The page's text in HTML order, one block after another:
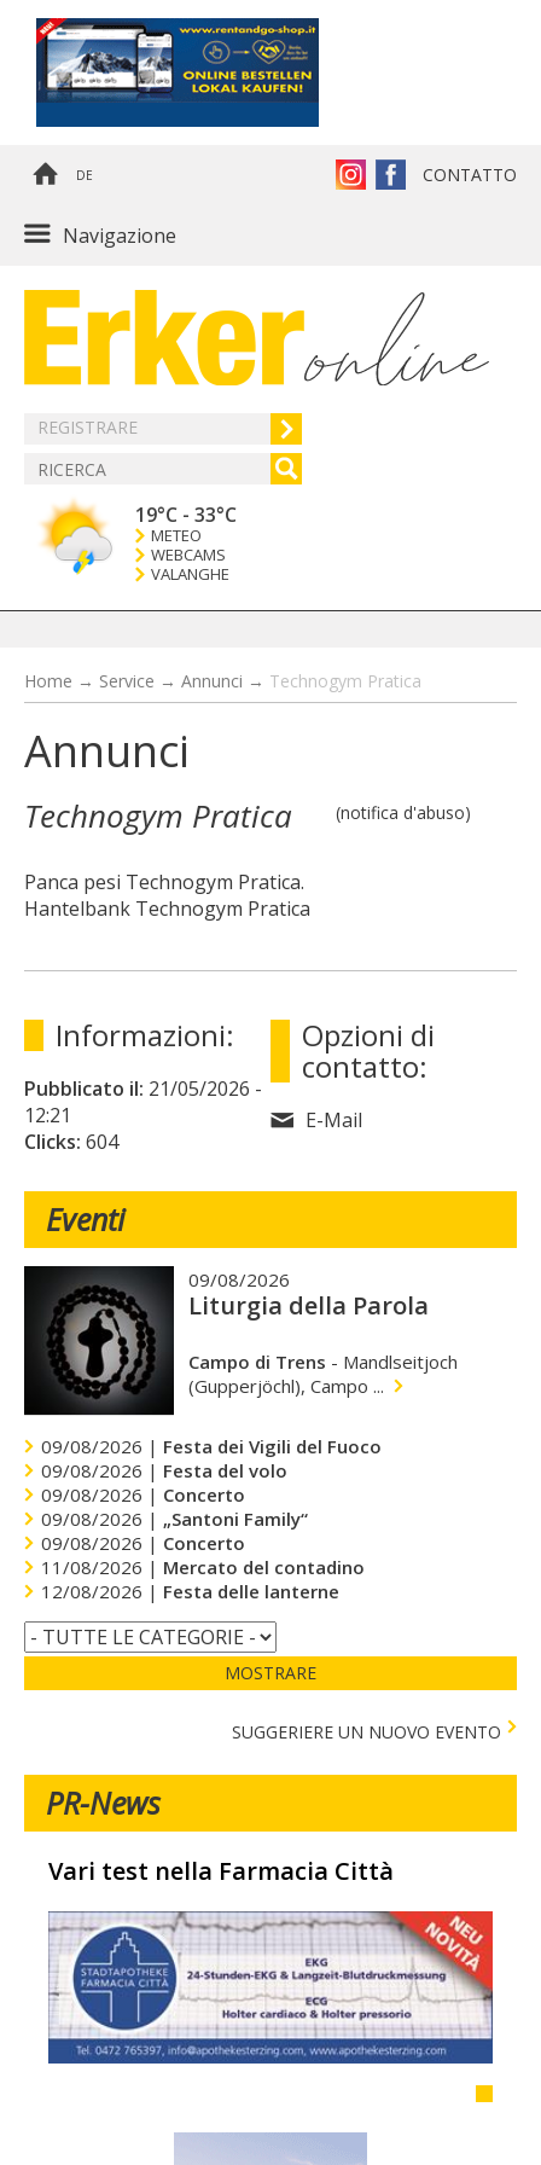
DE CONTATTO
Navigazione
REGISTRARE
19°C - 33°C
METEO
WEBCAMS
VALANGHE
Home → Service → Annunci → Technogym Pratica
Annunci
Technogym Pratica
Panca pesi Technogym Pratica.
Hantelbank Technogym Pratica
(notifica d'abuso)
Informazioni:
Pubblicato il: 21/05/2026 -
12:21
Clicks: 604
Opzioni di
contatto:
E-Mail
Eventi
09/08/2026
Liturgia della Parola
Campo di Trens - Mandlseitjoch
(Gupperjöchl), Campo ...
09/08/2026 | Festa dei Vigili del Fuoco
09/08/2026 | Festa del volo
09/08/2026 | Concerto
09/08/2026 | „Santoni Family“
09/08/2026 | Concerto
11/08/2026 | Mercato del contadino
12/08/2026 | Festa delle lanterne
MOSTRARE
SUGGERIERE UN NUOVO EVENTO
PR-News
Vari test nella Farmacia Città